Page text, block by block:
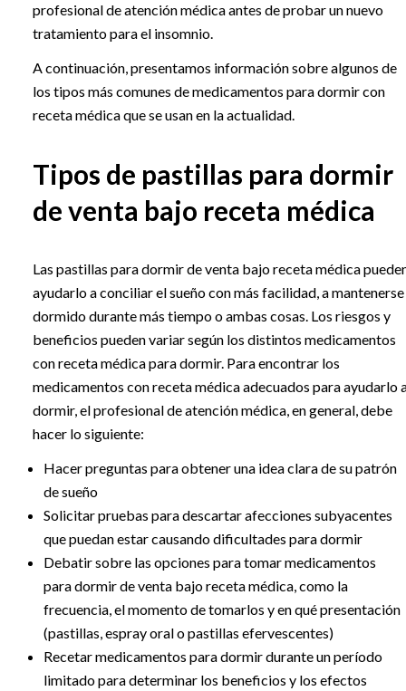
profesional de atención médica antes de probar un nuevo
tratamiento para el insomnio.
A continuación, presentamos información sobre algunos de
los tipos más comunes de medicamentos para dormir con
receta médica que se usan en la actualidad.
Tipos de pastillas para dormir
de venta bajo receta médica
Las pastillas para dormir de venta bajo receta médica
ayudarlo a conciliar el sueño con más facilidad, a mantenerse
dormido durante más tiempo o ambas cosas. Los riesgos y
beneficios pueden variar según los distintos medicamentos
con receta médica para dormir. Para encontrar los
medicamentos con receta médica adecuados para ayudarlo
dormir, el profesional de atención médica, en general, debe
hacer lo siguiente:
Hacer preguntas para obtener una idea clara de su patrón
de sueño
Solicitar pruebas para descartar afecciones subyacentes
que puedan estar causando dificultades para dormir
Debatir sobre las opciones para tomar medicamentos
para dormir de venta bajo receta médica, como la
frecuencia, el momento de tomarlos y en qué presentación
(pastillas, espray oral o pastillas efervescentes)
Recetar medicamentos para dormir durante un período
limitado para determinar los beneficios y los efectos